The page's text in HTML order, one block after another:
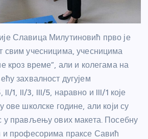
Славица Милутиновић прво је
свим учесницима, учесницима
кроз време”, али и колегама на
захвалност дугујем
1, II/3, III/5, наравно и III/1 које
ове школске године, али који су
у прављењу ових макета. Посебну
и професорима праксе Савић